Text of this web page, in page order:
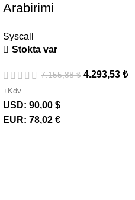
Arabirimi
Syscall
Stokta var
7.155,88₺ 4.293,53 ₺
+Kdv
USD: 90,00 $
EUR: 78,02 €